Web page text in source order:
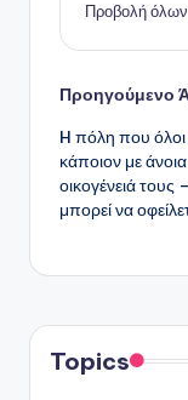
Προβολή
Προηγούμενο
H πόλη που
κάποιον με
οικογένειά τους
μπορεί να
Topics